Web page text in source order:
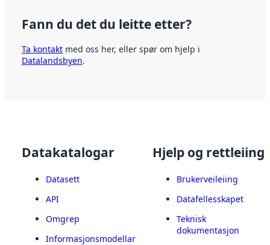
Fann du det du leitte etter?
Ta kontakt med oss her, eller spør om hjelp i
Datalandsbyen.
Datakatalogar
Datasett
API
Omgrep
Informasjonsmodellar
Hjelp og rettleiing
Brukerveileiing
Datafellesskapet
Teknisk
dokumentasjon